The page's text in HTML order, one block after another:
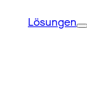
Lösungen